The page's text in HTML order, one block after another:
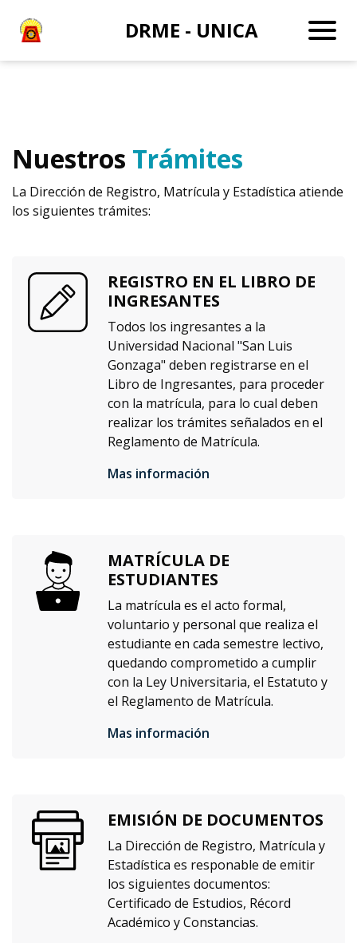
DRME - UNICA
Nuestros Trámites
La Dirección de Registro, Matrícula y Estadística atiende
los siguientes trámites:
REGISTRO EN EL LIBRO DE
INGRESANTES
Todos los ingresantes a la
Universidad Nacional "San Luis
Gonzaga" deben registrarse en el
Libro de Ingresantes, para proceder
con la matrícula, para lo cual deben
realizar los trámites señalados en el
Reglamento de Matrícula.
Mas información
MATRÍCULA DE
ESTUDIANTES
La matrícula es el acto formal,
voluntario y personal que realiza el
estudiante en cada semestre lectivo,
quedando comprometido a cumplir
con la Ley Universitaria, el Estatuto y
el Reglamento de Matrícula.
Mas información
EMISIÓN DE DOCUMENTOS
La Dirección de Registro, Matrícula y
Estadística es responable de emitir
los siguientes documentos:
Certificado de Estudios, Récord
Académico y Constancias.